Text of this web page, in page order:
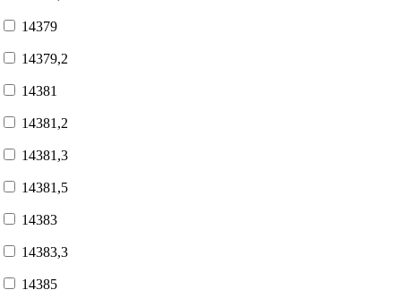
14379
14379,2
14381
14381,2
14381,3
14381,5
14383
14383,3
14385